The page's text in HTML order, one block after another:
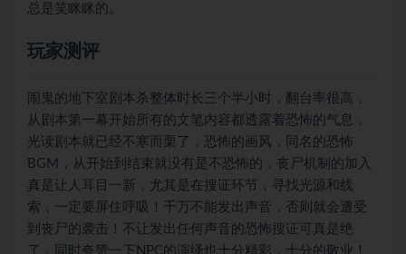
总是笑眯眯的。
玩家测评
闹鬼的地下室剧本杀整体时长三个半小时，翻台率很高，
从剧本第一幕开始所有的文笔内容都透露着恐怖的气息，
光读剧本就已经不寒而栗了，恐怖的画风，同名的恐怖
BGM，从开始到结束就没有是不恐怖的，丧尸机制的加入
真是让人耳目一新，尤其是在搜证环节，寻找光源和线
索，一定要屏住呼吸！千万不能发出声音，否则就会遭受
到丧尸的袭击！不让发出任何声音的恐怖搜证可真是绝
了，同时夸赞一下NPC的演绎也十分精彩，十分的敬业！